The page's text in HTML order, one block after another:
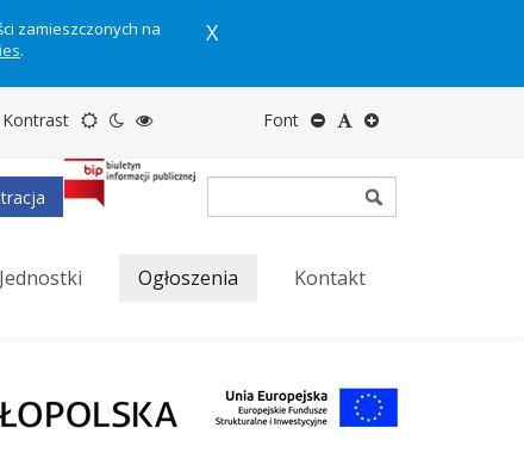
zamieszczonych na
.
X
Kontrast Motyw
domyślny
Tryb
nocny
Tryb
wysokiego
kontrastu
Font Zmniejsz
rozmiar
tekstu
Domyślny
rozmiar
tekstu
Zwiększ
rozmiar
tekstu
Jednostki Ogłoszenia Kontakt